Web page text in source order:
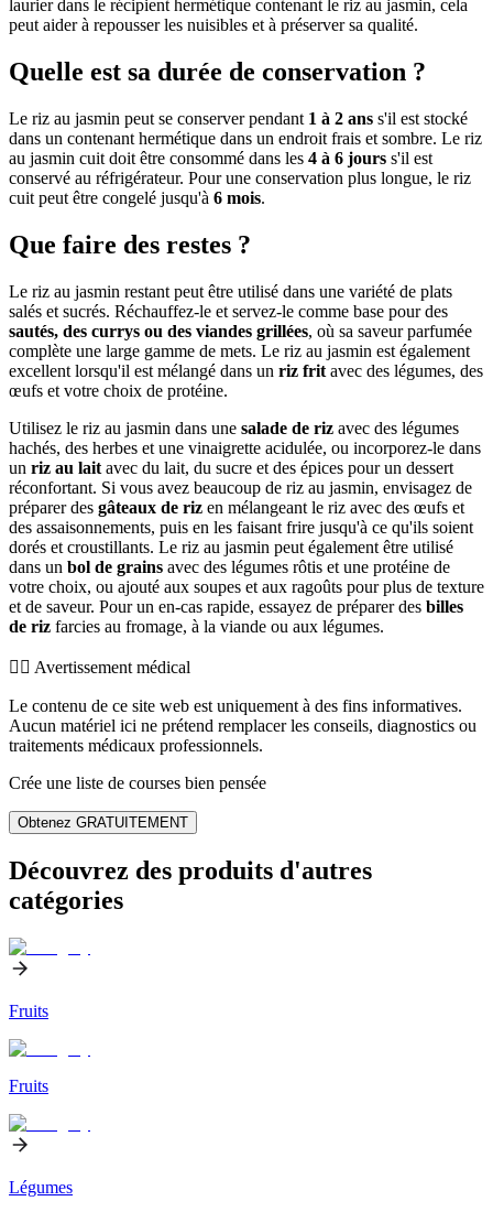
laurier dans le récipient hermétique contenant le riz au jasmin, cela
peut aider à repousser les nuisibles et à préserver sa qualité.
Quelle est sa durée de conservation ?
Le riz au jasmin peut se conserver pendant 1 à 2 ans s'il est stocké
dans un contenant hermétique dans un endroit frais et sombre. Le riz
au jasmin cuit doit être consommé dans les 4 à 6 jours s'il est
conservé au réfrigérateur. Pour une conservation plus longue, le riz
cuit peut être congelé jusqu'à 6 mois.
Que faire des restes ?
Le riz au jasmin restant peut être utilisé dans une variété de plats
salés et sucrés. Réchauffez-le et servez-le comme base pour des
sautés, des currys ou des viandes grillées, où sa saveur parfumée
complète une large gamme de mets. Le riz au jasmin est également
excellent lorsqu'il est mélangé dans un riz frit avec des légumes, des
œufs et votre choix de protéine.
Utilisez le riz au jasmin dans une salade de riz avec des légumes
hachés, des herbes et une vinaigrette acidulée, ou incorporez-le dans
un riz au lait avec du lait, du sucre et des épices pour un dessert
réconfortant. Si vous avez beaucoup de riz au jasmin, envisagez de
préparer des gâteaux de riz en mélangeant le riz avec des œufs et
des assaisonnements, puis en les faisant frire jusqu'à ce qu'ils soient
dorés et croustillants. Le riz au jasmin peut également être utilisé
dans un bol de grains avec des légumes rôtis et une protéine de
votre choix, ou ajouté aux soupes et aux ragoûts pour plus de texture
et de saveur. Pour un en-cas rapide, essayez de préparer des billes
de riz farcies au fromage, à la viande ou aux légumes.
👨‍⚕️️ Avertissement médical
Le contenu de ce site web est uniquement à des fins informatives.
Aucun matériel ici ne prétend remplacer les conseils, diagnostics ou
traitements médicaux professionnels.
Crée une liste de courses bien pensée
Obtenez GRATUITEMENT
Découvrez des produits d'autres
catégories
Fruits
Fruits
Légumes